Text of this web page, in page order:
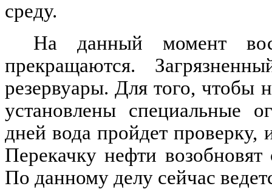
среду.
На данный момент
прекращаются.
резервуары. Для того, чтобы
установлены специальные
дней вода пройдет проверку,
Перекачку нефти
По данному делу сейчас